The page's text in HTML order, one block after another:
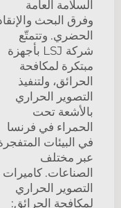
السلامة العامة
وفرق البحث والإنقاذ
الحضري. وتتمتّع
شركة LSJ بأجهزة
مبتكرة لمكافحة
الحرائق، ولتنفيذ
التصوير الحراري
بالأشعة تحت
الحمراء في فرنسا
في البيئات المتفجرة
عبر مختلف
الصناعات. كاميرات
التصوير الحراري
لمكافحة الحرائق: